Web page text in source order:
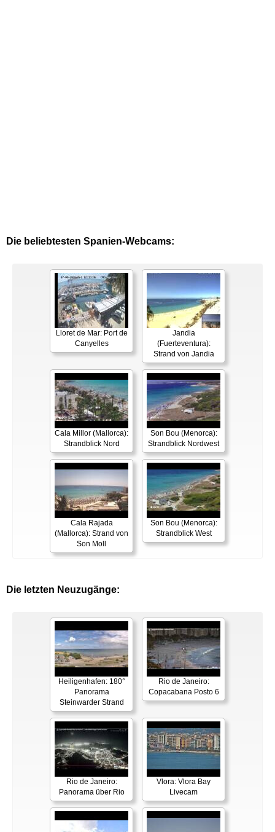
Die beliebtesten Spanien-Webcams:
Lloret de Mar: Port de
Canyelles
Jandia
(Fuerteventura):
Strand von Jandia
Cala Millor (Mallorca):
Strandblick Nord
Son Bou (Menorca):
Strandblick Nordwest
Cala Rajada
(Mallorca): Strand von
Son Moll
Son Bou (Menorca):
Strandblick West
Die letzten Neuzugänge:
Heiligenhafen: 180°
Panorama
Steinwarder Strand
Rio de Janeiro:
Copacabana Posto 6
Rio de Janeiro:
Panorama über Rio
Vlora: Vlora Bay
Livecam